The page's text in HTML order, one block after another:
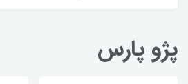
پژو پارس